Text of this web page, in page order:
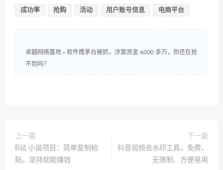
成功率 抢购 活动 用户账号信息 电商平台
卓越网络基地 » 软件撸茅台被抓，涉案资金 6000 多万，你还在抢
不到吗？
上一篇
B站 小说项目：简单复制粘
贴，坚持就能赚钱
下一篇
抖音视频去水印工具，免费、
无限制、方便易用